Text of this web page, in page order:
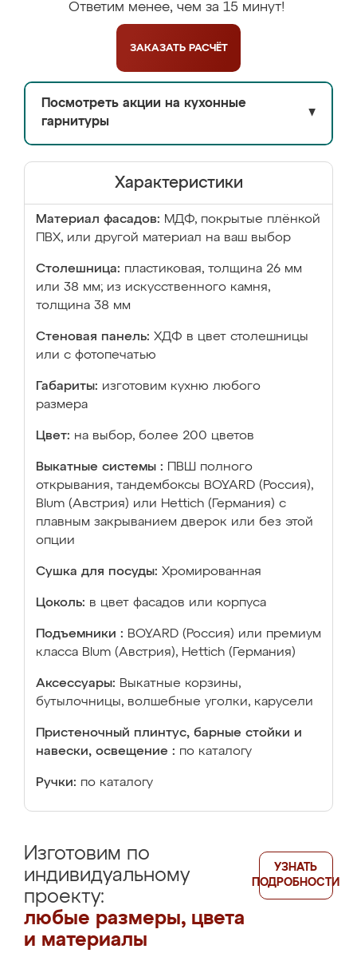
Ответим менее, чем за 15 минут!
ЗАКАЗАТЬ РАСЧЁТ
Посмотреть акции на кухонные
гарнитуры
▼
Характеристики
Материал фасадов: МДФ, покрытые плёнкой
ПВХ, или другой материал на ваш выбор
Столешница: пластиковая, толщина 26 мм
или 38 мм; из искусственного камня,
толщина 38 мм
Стеновая панель: ХДФ в цвет столешницы
или с фотопечатью
Габариты: изготовим кухню любого
размера
Цвет: на выбор, более 200 цветов
Выкатные системы :
ПВШ полного
открывания, тандембоксы BOYARD (Россия),
Blum (Австрия) или Hettich (Германия) с
плавным закрыванием дверок или без этой
опции
Сушка для посуды: Хромированная
Цоколь: в цвет фасадов или корпуса
Подъемники : BOYARD (Россия) или премиум
класса Blum (Австрия), Hettich (Германия)
Аксессуары: Выкатные корзины,
бутылочницы, волшебные уголки, карусели
Пристеночный плинтус, барные стойки и
навески, освещение : по каталогу
Ручки: по каталогу
Изготовим по
индивидуальному
проекту:
любые размеры, цвета
и материалы
УЗНАТЬ
ПОДРОБНОСТИ